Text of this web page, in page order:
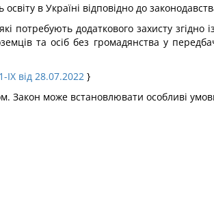
в Україні відповідно до
потребують додаткового захисту згідно із
та осіб без громадянства у
IX від 28.07.2022 }
може встановлювати особливі